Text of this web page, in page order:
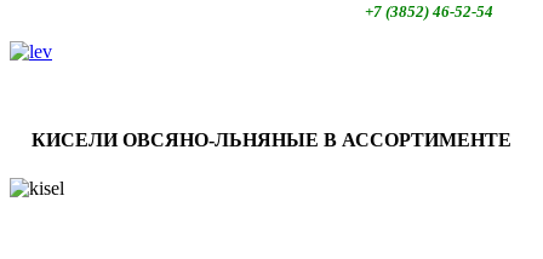
+7 (3852) 46-52-54
КИСЕЛИ ОВСЯНО-ЛЬНЯНЫЕ В АССОРТИМЕНТЕ